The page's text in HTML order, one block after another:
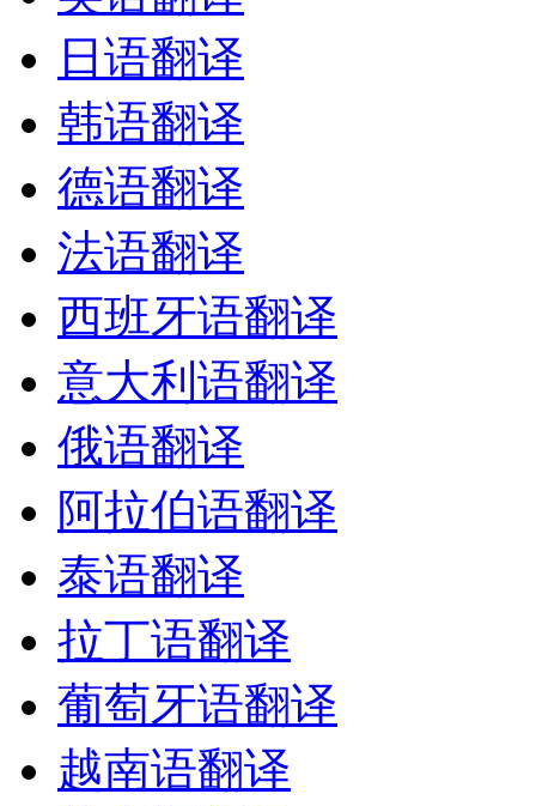
日语翻译
韩语翻译
德语翻译
法语翻译
西班牙语翻译
意大利语翻译
俄语翻译
阿拉伯语翻译
泰语翻译
拉丁语翻译
葡萄牙语翻译
越南语翻译